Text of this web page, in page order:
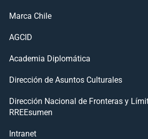
Marca Chile
AGCID
Academia Diplomática
Dirección de Asuntos Culturales
Dirección Nacional de Fronteras y
RREEsumen
Intranet